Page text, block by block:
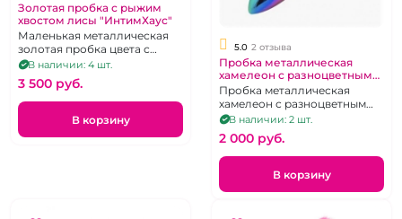
Золотая пробка с рыжим
хвостом лисы "ИнтимХаус"
Маленькая металлическая
золотая пробка цвета с
лисьим хвостом, р. S
В наличии: 4 шт.
3 500 pуб.
В корзину
5.0 2 отзыва
Пробка металлическая
хамелеон с разноцветным
коротким хвостиком
Пробка металлическая
хамелеон с разноцветным
коротким хвостиком
В наличии: 2 шт.
2 000 pуб.
В корзину